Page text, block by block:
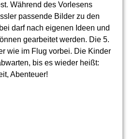
Während des Vorlesens
passende Bilder zu den
darf nach eigenen Ideen und
gearbeitet werden. Die 5.
wie im Flug vorbei. Die Kinder
bis es wieder heißt:
Abenteuer!